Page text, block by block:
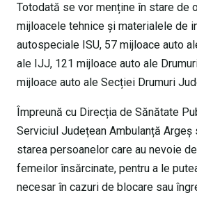
Totodată se vor menține în stare de
mijloacele tehnice și materialele de
autospeciale ISU, 57 mijloace auto
ale IJJ, 121 mijloace auto ale
mijloace auto ale Secției Drumuri
Împreună cu Direcția de Sănătate
Serviciul Județean Ambulanță
starea persoanelor care au nevoie
femeilor însărcinate, pentru a le
necesar în cazuri de blocare sau